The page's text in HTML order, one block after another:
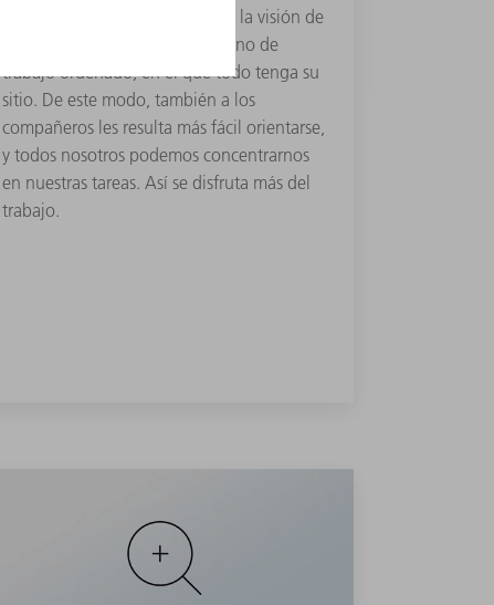
Unas estructuras claras facilitan la visión de
conjunto. Esto incluye un entorno de
trabajo ordenado, en el que todo tenga su
sitio. De este modo, también a los
compañeros les resulta más fácil orientarse,
y todos nosotros podemos concentrarnos
en nuestras tareas. Así se disfruta más del
trabajo.